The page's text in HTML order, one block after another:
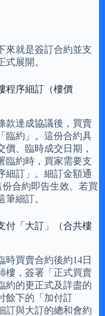
來就是簽訂合約並支
展開。
程序細訂（樓價
款達成協議後，買賣
臨約」。這份合約具
、臨時成交日期，
臨約時，買家需要支
細訂」。細訂金額通
合約即告生效。若買
細訂。
付「大訂」（合共樓
時買賣合約後約14日
樓，簽署「正式買賣
約的更正式及詳盡的
餘下的「加付訂
訂與大訂的總和會約